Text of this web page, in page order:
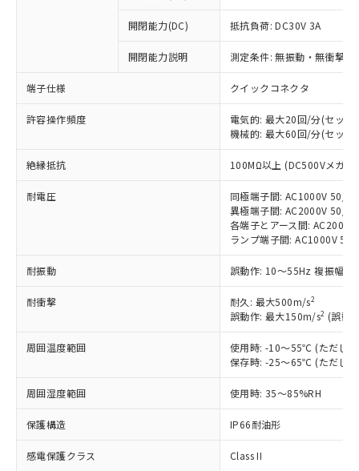
開閉能力(DC) 抵抗負荷: DC30V 3A
開閉能力説明 測定条件: 無振動・無衝撃
端子仕様 クイックコネクタ
許容操作頻度
電気的: 最大20回/分(セット
機械的: 最大60回/分(セット
絶縁抵抗 100MΩ以上 (DC500Vメガ)
耐電圧
同極端子間: AC1000V 50/
異極端子間: AC2000V 50/
各端子とアース間:
ランプ端子間: AC1000V
耐振動 誤動作: 10～55Hz 複振幅
耐衝撃 耐久: 最大500m/s2
誤動作: 最大150m/s2 (誤動
周囲温度範囲
使用時: -10～55℃ (ただし
保存時: -25～65℃ (ただし
周囲湿度範囲 使用時: 35～85%RH
保護構造 IP66耐油形
感電保護クラス Class II
ご利用条件
以下の条件をお読みいただき、同意のうえ
本サービスは、当社制御機器事業取扱
商品の当社在庫状況および標準価格
(税抜)を提供させていただくもので
当社制御機器事業取扱商品の中には、
本サービスの対象外となる商品もある
在庫状況および標準価格照会結果は、
記載している更新日時点での社内デー
タに基づき作成されるものであり、閲
覧された時点での実際の在庫および標
準価格とは異なる場合があることをご
了承ください。
※1 対応状況
対応済み：EU RoHS指令（10物質）の
非含有に対応した製品が提供可能な商品で
す。
対応予定：EU RoHS指令（10物質）の非含
有に対応した製品に切り替える予定のある
対応予定なし：EU RoHS指令（10物質）の
非含有に非対応の商品で、対応品を出す予
調査・確認中：EU RoHS指令（10物質）の
非含有の対応状況を調査中または確認中の
非該当品：ライセンス料など無形物で、有
害物質有無と関係のない商品です。
仕入先様の事情により、非含有部品として
いたものが、含有品と判明した場合などや
むを得ず変更することがあります。
*EU RoHS指令（10物質）：
鉛(Pb) 1000ppm以下、 水銀(Hg) 1000ppm以下、 カド
ミウム(Cd) 100ppm以下、
(PBDE) 1000ppm以下、フタル酸ビス(2-エチルヘキシ
「○」：最大均質材料含有率が中国RoHSの
基準値以下であることを示します。
「×」：最大均質材料含有率が中国RoHSの
基準値を超えていることを示します。
「－」：未確認です。当社販売部門へお問
*中国RoHS10物質の基準値 (GB/T26572)：
Pb(鉛) :1000ppm、 Hg(水銀) : 1000ppm、 Cd(カドミウ
Cr(Ⅵ)(六価クロム) : 1000ppm、 PBBs(ポリ臭化ビフェ
ニル類) : 1000ppm、 PBDEs(ポリ臭化ジフェニルエーテ
当社は、これら貴社製品のうち、外国
為替および外国貿易法に定める商品
（以下｢規制貨物等」という）を輸出
または国外への提供する場合は、日本
国政府の輸出許可(または役務取引許
可)を取得するなどの必要な手続きを
とります。
○ 一定数以上の在庫あり